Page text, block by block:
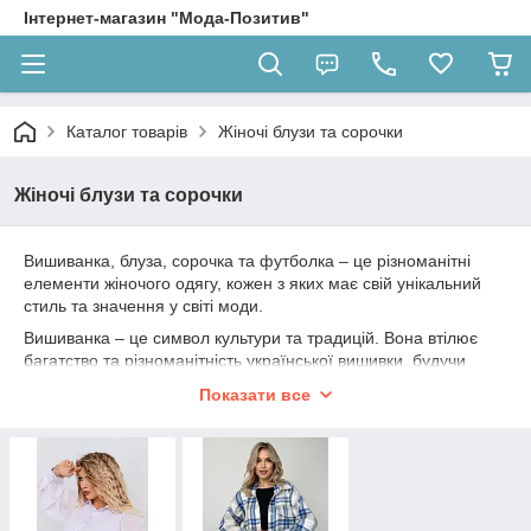
Інтернет-магазин "Мода-Позитив"
Каталог товарів Жіночі блузи та сорочки
Жіночі блузи та сорочки
Вишиванка, блуза, сорочка та футболка – це різноманітні
елементи жіночого одягу, кожен з яких має свій унікальний
стиль та значення у світі моди.
Вишиванка – це символ культури та традицій. Вона втілює
багатство та різноманітність української вишивки, будучи
гордості. Вишиванки можуть бути різноманітними за
святкових заходів, так і для повсякденного життя.
Блузи варіюються від класичних моделей до сучасних стилів.
Вони надають безліч можливостей для створення жіночних та
Показати все